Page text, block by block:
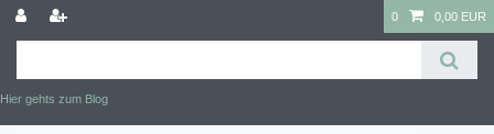
Hier gehts zum Blog
0 0,00 EUR